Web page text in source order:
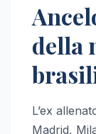
della
L’ex
Madrid,